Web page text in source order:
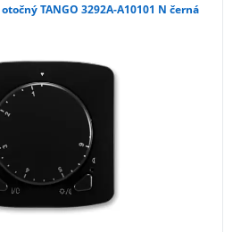
TANGO 3292A-A10101 N černá